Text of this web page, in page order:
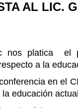
AL LIC.
nos platica el
a la
en el
educación